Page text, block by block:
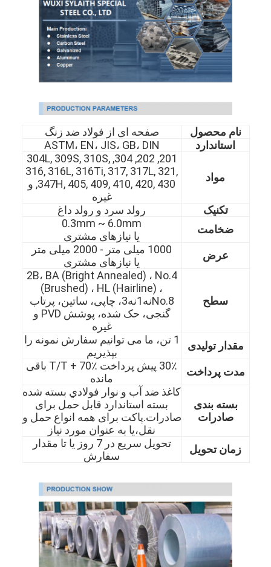
خانه
محصولات
ویدیو
نام محصول
صفحه ای از فولاد ضد زنگ
استاندارد
ASTM، EN، JIS، GB، DIN
مواد
201, 202, 304, 304L, 309S, 310S,
316, 316L, 316Ti, 317, 317L, 321,
347H, 405, 409, 410, 420, 430, و
غیره
تکنیک
رولد سرد و رولد داغ
ضخامت
0.3mm ~ 6.0mm
یا نیازهای مشتری
عرض
1000 میلی متر - 2000 میلی متر
یا نیازهای مشتری
سطح
2B، BA (Bright Annealed) ، No.4
(Brushed) ، HL (Hairline) ،
No.8نه1نه3، چاپی، ساتین، پرتاب
گنجی، حک شده، پوشش PVD و
غیره
مقدار تولیدی
1 تن، ما می توانیم سفارش نمونه را
بپذیریم
مدت پرداخت
30٪ پیش پرداخت T/T + 70٪ باقی
مانده
بسته بندی
صادرات
کاغذ ضد آب و نوار فولادي بسته شده
بسته استاندارد قابل حمل برای
صادرات.پاکت برای همه انواع حمل و
نقل،یا به عنوان مورد نیاز
زمان تحویل
تحویل سریع در 7 روز یا تا مقدار
سفارش